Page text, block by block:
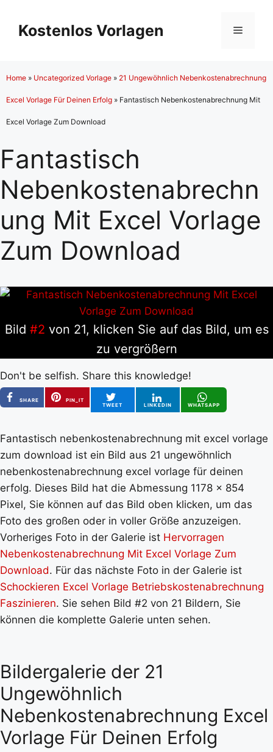
Inhalt
springen
Kostenlos Vorlagen Menü
Home » Uncategorized Vorlage » 21 Ungewöhnlich Nebenkostenabrechnung
Excel Vorlage Für Deinen Erfolg » Fantastisch Nebenkostenabrechnung Mit
Excel Vorlage Zum Download
Fantastisch
Nebenkostenabrechn
ung Mit Excel Vorlage
Zum Download
Bild #2 von 21, klicken Sie auf das Bild, um es
zu vergrößern
Don't be selfish. Share this knowledge!
SHARE
PIN_IT
TWEET
LINKEDIN WHATSAPP
Fantastisch nebenkostenabrechnung mit excel vorlage
zum download ist ein Bild aus 21 ungewöhnlich
nebenkostenabrechnung excel vorlage für deinen
erfolg. Dieses Bild hat die Abmessung 1178 x 854
Pixel, Sie können auf das Bild oben klicken, um das
Foto des großen oder in voller Größe anzuzeigen.
Vorheriges Foto in der Galerie ist Hervorragen
Nebenkostenabrechnung Mit Excel Vorlage Zum
Download. Für das nächste Foto in der Galerie ist
Schockieren Excel Vorlage Betriebskostenabrechnung
Faszinieren. Sie sehen Bild #2 von 21 Bildern, Sie
können die komplette Galerie unten sehen.
Bildergalerie der 21
Ungewöhnlich
Nebenkostenabrechnung Excel
Vorlage Für Deinen Erfolg